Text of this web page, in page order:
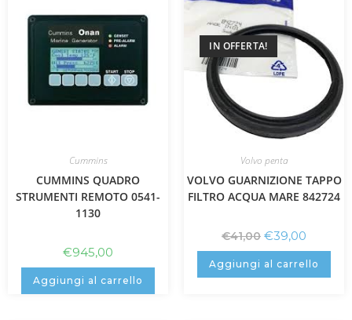
Cummins
CUMMINS QUADRO
STRUMENTI REMOTO 0541-
1130
€945,00
Aggiungi al carrello
IN OFFERTA!
Volvo penta
VOLVO GUARNIZIONE TAPPO
FILTRO ACQUA MARE 842724
€41,00 €39,00
Aggiungi al carrello